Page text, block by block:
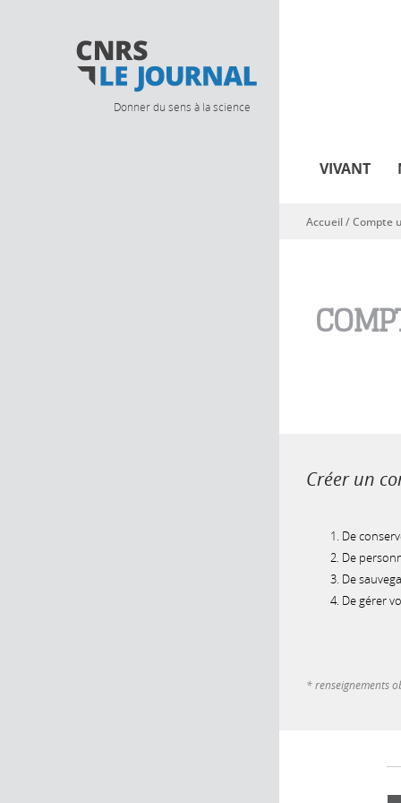
Donner du sens à la science
VIVANT
Vous êtes ici
Accueil/Compte
Créer un
De
De
De
De gérer
* renseignements